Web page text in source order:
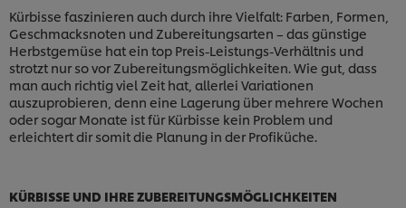
Kürbisse faszinieren auch durch ihre Vielfalt: Farben, Formen,
Geschmacksnoten und Zubereitungsarten – das günstige
Herbstgemüse hat ein top Preis-Leistungs-Verhältnis und
strotzt nur so vor Zubereitungsmöglichkeiten. Wie gut, dass
man auch richtig viel Zeit hat, allerlei Variationen
auszuprobieren, denn eine Lagerung über mehrere Wochen
oder sogar Monate ist für Kürbisse kein Problem und
erleichtert dir somit die Planung in der Profiküche.
KÜRBISSE UND IHRE ZUBEREITUNGSMÖGLICHKEITEN